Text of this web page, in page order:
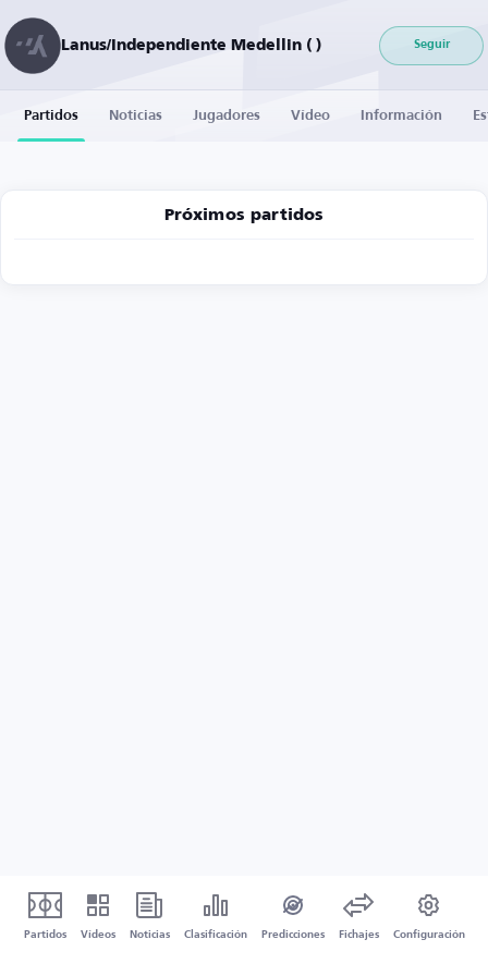
Lanus/Independiente Medellin ( ) Seguir
Partidos Noticias Jugadores Vídeo Información
Próximos partidos
Partidos Vídeos Noticias Clasificación Predicciones Fichajes Configuración